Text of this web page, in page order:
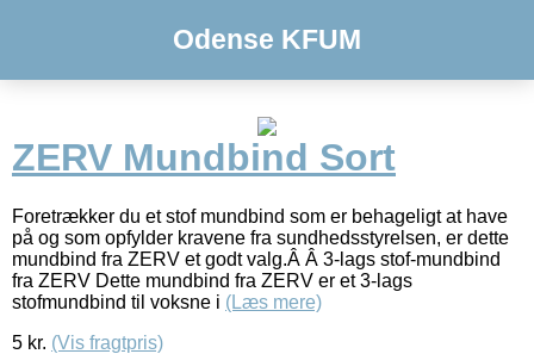
Odense KFUM
ZERV Mundbind Sort
Foretrækker du et stof mundbind som er behageligt at have
på og som opfylder kravene fra sundhedsstyrelsen, er dette
mundbind fra ZERV et godt valg.Â Â 3-lags stof-mundbind
fra ZERV Dette mundbind fra ZERV er et 3-lags
stofmundbind til voksne i (Læs mere)
5 kr. (Vis fragtpris)